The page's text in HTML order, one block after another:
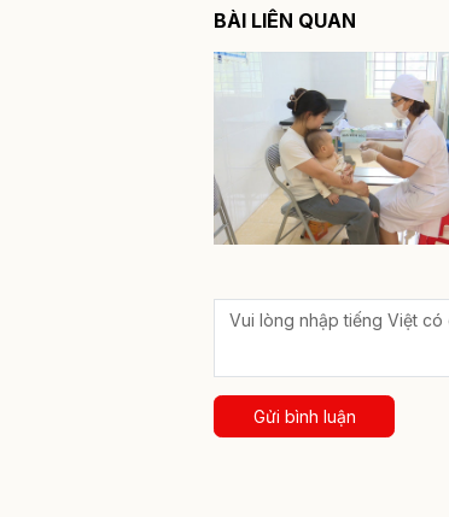
BÀI LIÊN QUAN
Gửi bình luận